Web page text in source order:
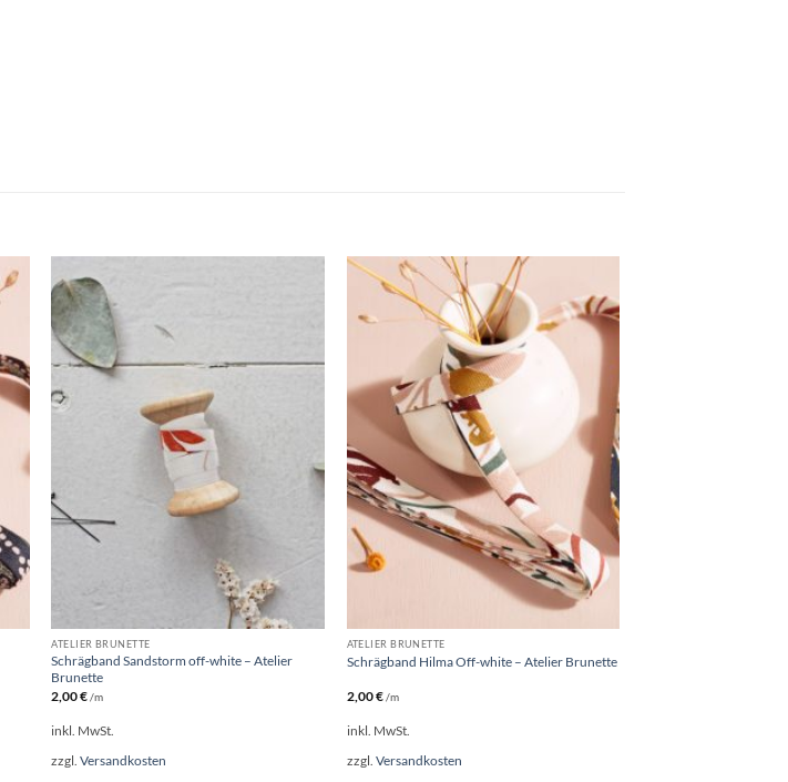
ATELIER BRUNETTE
Schrägband Sandstorm off-white – Atelier
Brunette
2,00€ /m
inkl. MwSt.
zzgl.Versandkosten
ATELIER BRUNETTE
Schrägband Hilma Off-white – Atelier Brunette
2,00€ /m
inkl. MwSt.
zzgl. Versandkosten